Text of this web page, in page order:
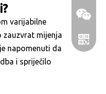
varijabilne
zauzvrat mijenja
napomenuti da
i spriječilo